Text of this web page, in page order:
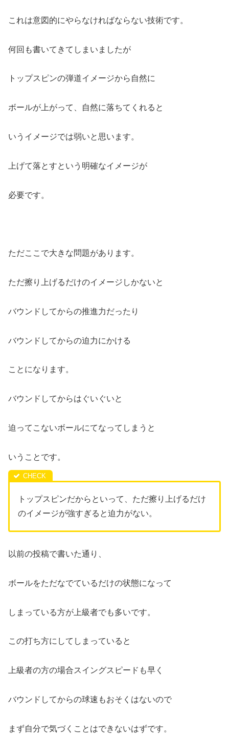
これは意図的にやらなければならない技術です。
何回も書いてきてしまいましたが
トップスピンの弾道イメージから自然に
ボールが上がって、自然に落ちてくれると
いうイメージでは弱いと思います。
上げて落とすという明確なイメージが
必要です。
ただここで大きな問題があります。
ただ擦り上げるだけのイメージしかないと
バウンドしてからの推進力だったり
バウンドしてからの迫力にかける
ことになります。
バウンドしてからはぐいぐいと
迫ってこないボールにてなってしまうと
いうことです。
トップスピンだからといって、ただ擦り上げるだけ
のイメージが強すぎると迫力がない。
以前の投稿で書いた通り、
ボールをただなでているだけの状態になって
しまっている方が上級者でも多いです。
この打ち方にしてしまっていると
上級者の方の場合スイングスピードも早く
バウンドしてからの球速もおそくはないので
まず自分で気づくことはできないはずです。